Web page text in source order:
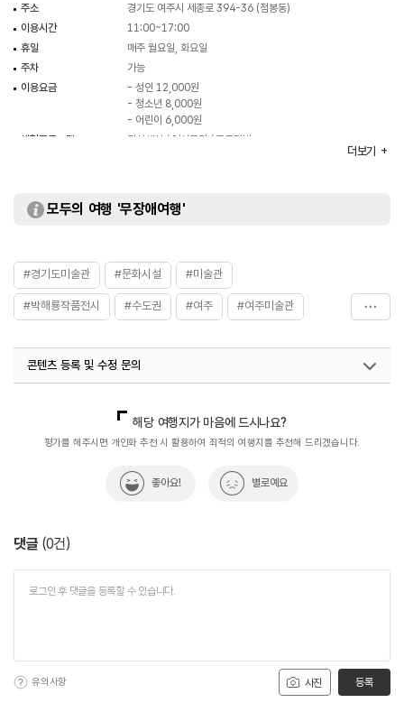
주소
경기도 여주시 세종로 394-36 (점봉동)
이용시간
11:00~17:00
휴일
매주 월요일, 화요일
주차
가능
이용요금
- 성인 12,000원
- 청소년 8,000원
- 어린이 6,000원
체험프로그램
전시해설 / 연사특강 / 고궁탐방
더보기
모두의 여행 '무장애여행'
#경기도미술관 #문화시설 #미술관
#박해룡작품전시 #수도권 #여주 #여주미술관
콘텐츠 등록 및 수정 문의
해당 여행지가 마음에 드시나요?
평가를 해주시면 개인화 추천 시 활용하여 최적의 여행지를 추천해 드리겠습니다.
좋아요! 별로예요
댓글 (0건)
사진
유의사항 등록